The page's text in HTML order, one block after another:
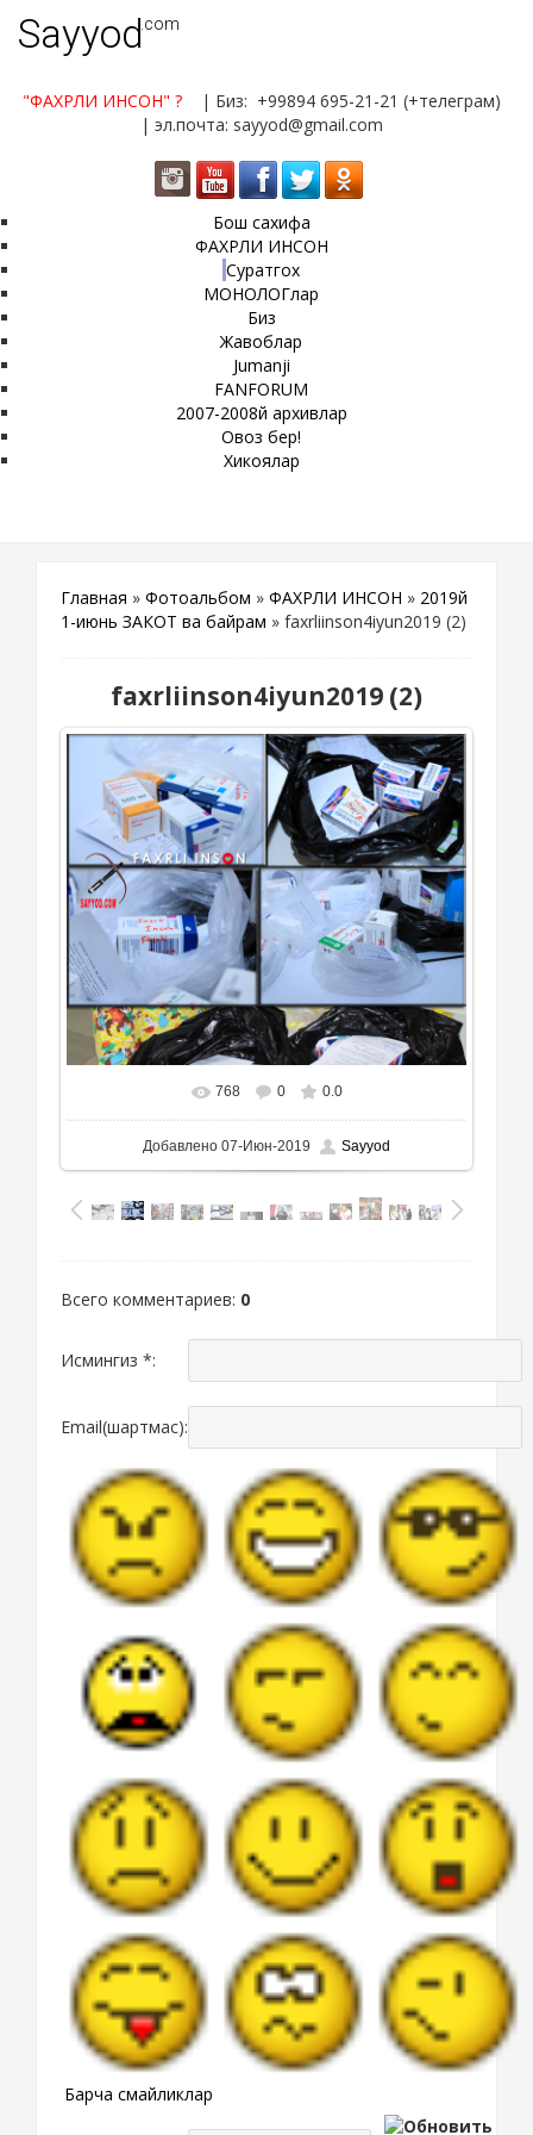
Sayyod.com
"ФАХРЛИ ИНСОН" ?
| Биз: +99894 695-21-21 (+телеграм)
| эл.почта: sayyod@gmail.com
Бош сахифа
ФАХРЛИ ИНСОН
Суратгох
МОНОЛОГлар
Биз
Жавоблар
Jumanji
FANFORUM
2007-2008й архивлар
Овоз бер!
Хикоялар
Главная » Фотоальбом » ФАХРЛИ ИНСОН » 2019й
1-июнь ЗАКОТ ва байрам » faxrliinson4iyun2019 (2)
faxrliinson4iyun2019 (2)
768 0 0.0
Добавлено 07-Июн-2019 Sayyod
Всего комментариев: 0
Исмингиз *:
Email(шартмас):
Барча смайликлар